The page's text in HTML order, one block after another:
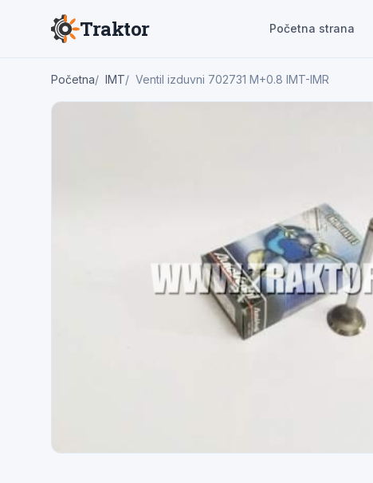
Traktor Početna strana
Početna IMT Ventil izduvni 702731 M+0.8 IMT-IMR